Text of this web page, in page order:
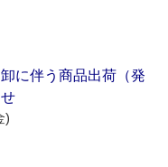
に伴う商品出荷（発
)